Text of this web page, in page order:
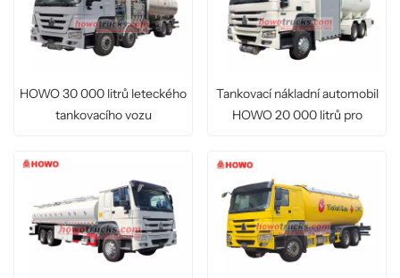
HOWO 30 000 litrů leteckého
tankovacího vozu
Tankovací nákladní automobil
HOWO 20 000 litrů pro